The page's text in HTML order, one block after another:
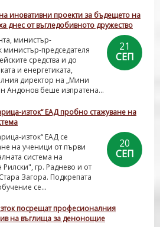
иновативни проекти за бъдещето на
днес от въгледобивното дружество
21
СЕП
министър-
министър-председателя
средства и до
и енергетиката,
директор на „Мини
Андонов беше изпратена...
изток“ ЕАД пробно стажуване на
20
СЕП
изток“ ЕАД се
на ученици от първи
система на
гр. Раднево и от
Загора. Подкрепата
се...
посрещат професионалния
на въглища за денонощие